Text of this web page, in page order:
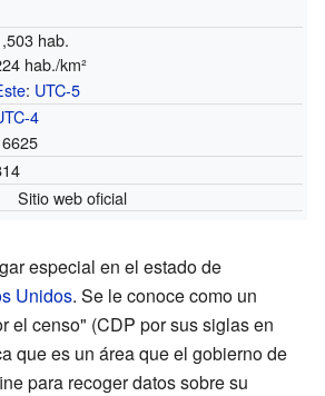
hab.
hab./km²
: UTC-5
4
Sitio web oficial
especial en el estado de
Unidos. Se le conoce como un
el censo" (CDP por sus siglas en
que es un área que el gobierno de
para recoger datos sobre su